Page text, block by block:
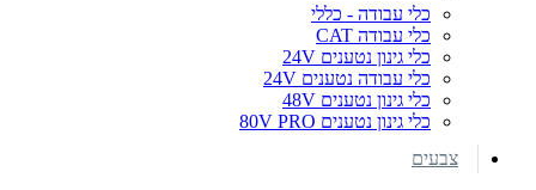
כלי עבודה - כללי
כלי עבודה CAT
כלי גינון נטענים 24V
כלי עבודה נטענים 24V
כלי גינון נטענים 48V
כלי גינון נטענים 80V PRO
צבעים